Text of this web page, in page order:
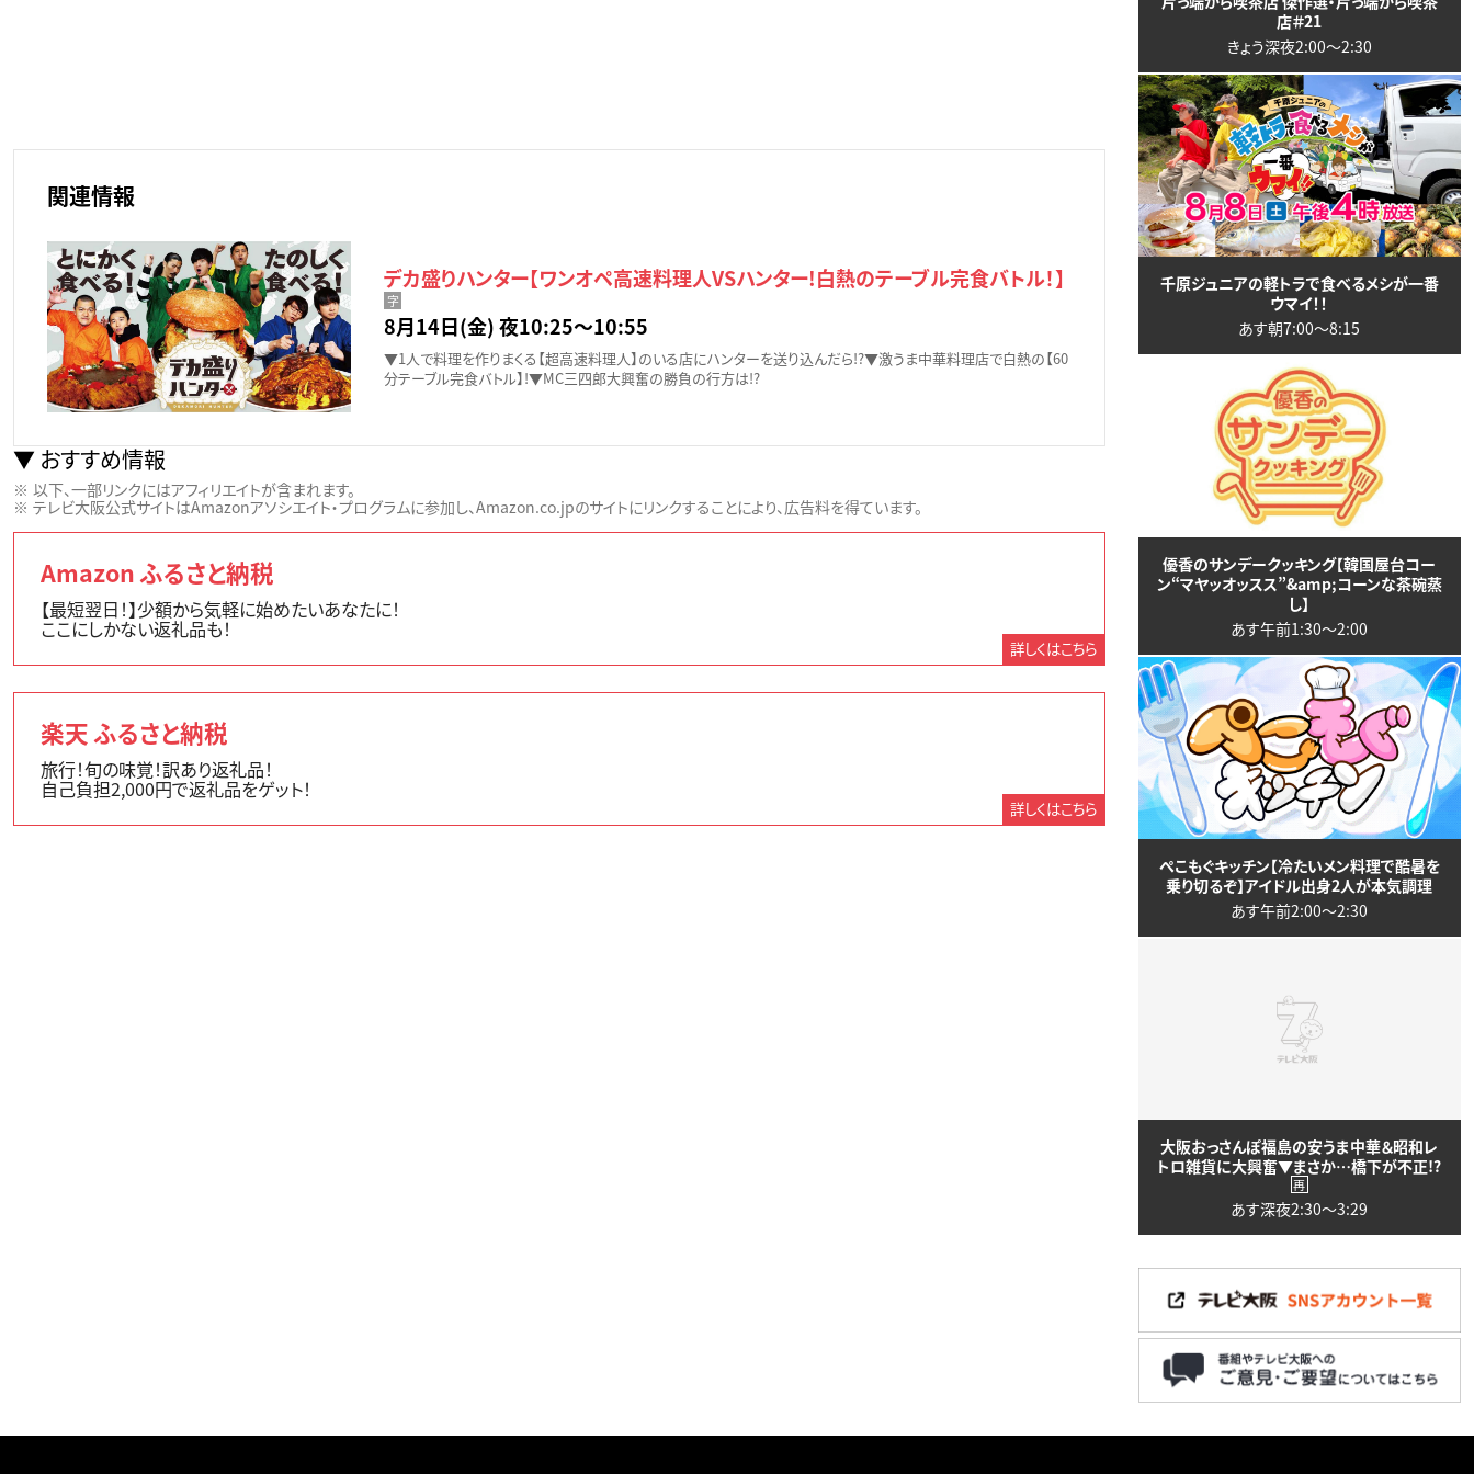
関連情報
デカ盛りハンター【ワンオペ高速料理人VSハンター!白熱のテーブル完食バトル！】
字
8月14日(金) 夜10:25〜10:55
▼1人で料理を作りまくる【超高速料理人】のいる店にハンターを送り込んだら!?▼激うま中華料理店で白熱の【60
分テーブル完食バトル】!▼MC三四郎大興奮の勝負の行方は!?
おすすめ情報
以下、一部リンクにはアフィリエイトが含まれます。
テレビ大阪公式サイトはAmazonアソシエイト・プログラムに参加し、Amazon.co.jpのサイトにリンクすることにより、広告料を得ています。
Amazon ふるさと納税
【最短翌日！】少額から気軽に始めたいあなたに！
ここにしかない返礼品も！
詳しくはこちら
楽天 ふるさと納税
旅行！旬の味覚！訳あり返礼品！
自己負担2,000円で返礼品をゲット！
詳しくはこちら
店＃21
きょう深夜2:00〜2:30
千原ジュニアの軽トラで食べるメシが一番
ウマイ！！
あす朝7:00〜8:15
優香のサンデークッキング【韓国屋台コー
ン“マヤッオッスス”&amp;コーンな茶碗蒸
し】
あす午前1:30〜2:00
ぺこもぐキッチン【冷たいメン料理で酷暑を
乗り切るぞ】アイドル出身2人が本気調理
あす午前2:00〜2:30
大阪おっさんぽ福島の安うま中華＆昭和レ
トロ雑貨に大興奮▼まさか…橋下が不正!?
再
あす深夜2:30〜3:29